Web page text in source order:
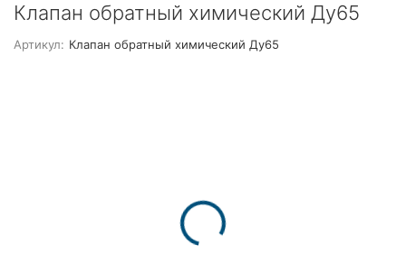
Клапан обратный химический Ду65
Артикул: Клапан обратный химический Ду65